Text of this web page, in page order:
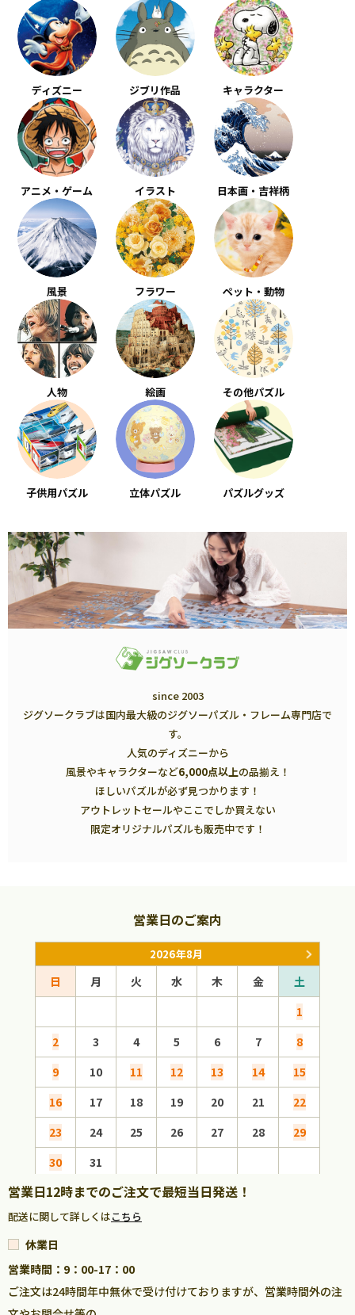
ディズニー ジブリ作品 キャラクター
アニメ・ゲーム イラスト 日本画・吉祥柄
風景 フラワー ペット・動物
人物 絵画 その他パズル
子供用パズル 立体パズル パズルグッズ
since 2003
ジグソークラブは国内最大級のジグソーパズル・フレーム専門店で
す。
人気のディズニーから
風景やキャラクターなど6,000点以上の品揃え！
ほしいパズルが必ず見つかります！
アウトレットセールやここでしか買えない
限定オリジナルパズルも販売中です！
営業日のご案内
2026年8月
日 月 火 水 木 金
土
1
2
3 4 5 6 7
8
9
10 11 12 13 14
15
16
17 18 19 20 21
22
23
24 25 26 27 28
29
30
31
営業日12時までのご注文で最短当日発送！
配送に関して詳しくはこちら
休業日
営業時間：9：00-17：00
ご注文は24時間年中無休で受け付けておりますが、営業時間外の注